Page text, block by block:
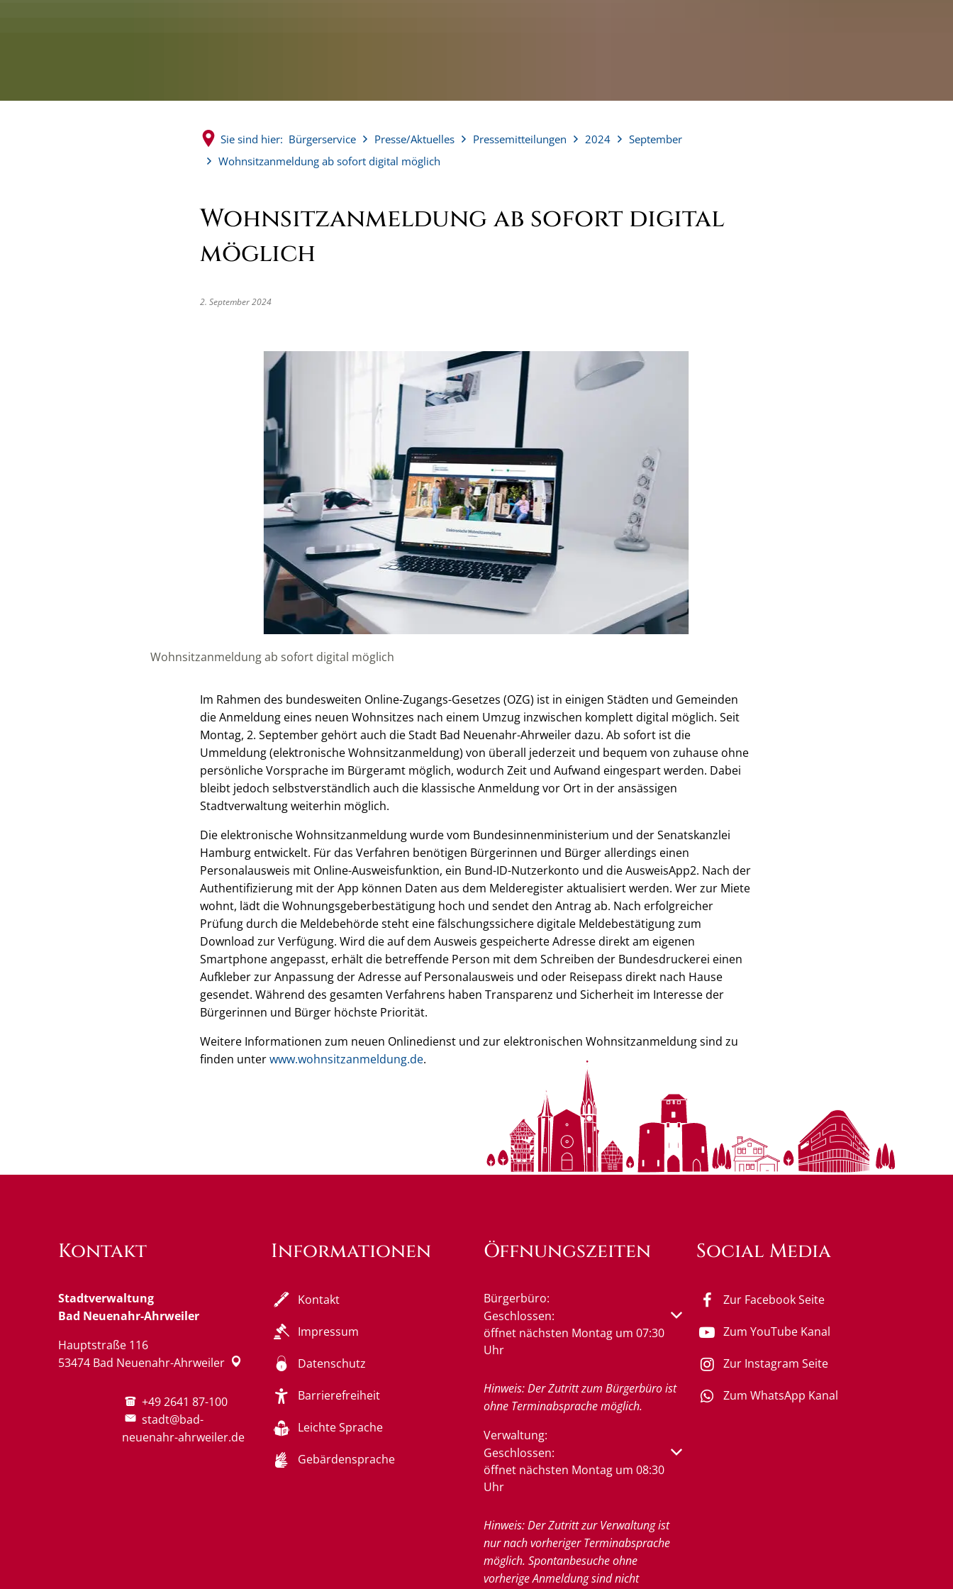
Sie sind hier: Bürgerservice Presse/Aktuelles Pressemitteilungen 2024
September
Wohnsitzanmeldung ab sofort digital möglich
Wohnsitzanmeldung ab sofort digital
möglich
2. September 2024
Wohnsitzanmeldung ab sofort digital möglich
Im Rahmen des bundesweiten Online-Zugangs-Gesetzes (OZG) ist in einigen Städten und Gemeinden
die Anmeldung eines neuen Wohnsitzes nach einem Umzug inzwischen komplett digital möglich. Seit
Montag, 2. September gehört auch die Stadt Bad Neuenahr-Ahrweiler dazu. Ab sofort ist die
Ummeldung (elektronische Wohnsitzanmeldung) von überall jederzeit und bequem von zuhause ohne
persönliche Vorsprache im Bürgeramt möglich, wodurch Zeit und Aufwand eingespart werden. Dabei
bleibt jedoch selbstverständlich auch die klassische Anmeldung vor Ort in der ansässigen
Stadtverwaltung weiterhin möglich.
Die elektronische Wohnsitzanmeldung wurde vom Bundesinnenministerium und der Senatskanzlei
Hamburg entwickelt. Für das Verfahren benötigen Bürgerinnen und Bürger allerdings einen
Personalausweis mit Online-Ausweisfunktion, ein Bund-ID-Nutzerkonto und die AusweisApp2. Nach der
Authentifizierung mit der App können Daten aus dem Melderegister aktualisiert werden. Wer zur Miete
wohnt, lädt die Wohnungsgeberbestätigung hoch und sendet den Antrag ab. Nach erfolgreicher
Prüfung durch die Meldebehörde steht eine fälschungssichere digitale Meldebestätigung zum
Download zur Verfügung. Wird die auf dem Ausweis gespeicherte Adresse direkt am eigenen
Smartphone angepasst, erhält die betreffende Person mit dem Schreiben der Bundesdruckerei einen
Aufkleber zur Anpassung der Adresse auf Personalausweis und oder Reisepass direkt nach Hause
gesendet. Während des gesamten Verfahrens haben Transparenz und Sicherheit im Interesse der
Bürgerinnen und Bürger höchste Priorität.
Weitere Informationen zum neuen Onlinedienst und zur elektronischen Wohnsitzanmeldung sind zu
finden unterwww.wohnsitzanmeldung.de.
Kontakt
Stadtverwaltung
Bad Neuenahr-Ahrweiler
Hauptstraße 116
53474 Bad Neuenahr-Ahrweiler
+49 2641 87-100
stadt@bad-
neuenahr-ahrweiler.de
Informationen
Kontakt
Impressum
Datenschutz
Barrierefreiheit
Leichte Sprache
Gebärdensprache
Öffnungszeiten
Bürgerbüro:
Klicken, um weitere Öffnungs- oder Schließzeiten auszublenden
Geschlossen:
öffnet nächsten Montag um 07:30
Uhr
Hinweis: Der Zutritt zum Bürgerbüro ist
ohne Terminabsprache möglich.
Verwaltung:
Klicken, um weitere Öffnungs- oder Schließzeiten auszublenden
Geschlossen:
öffnet nächsten Montag um 08:30
Uhr
Hinweis: Der Zutritt zur Verwaltung ist
nur nach vorheriger Terminabsprache
möglich. Spontanbesuche ohne
vorherige Anmeldung sind nicht
Social Media
Zur Facebook Seite
Zum YouTube Kanal
Zur Instagram Seite
Zum WhatsApp Kanal